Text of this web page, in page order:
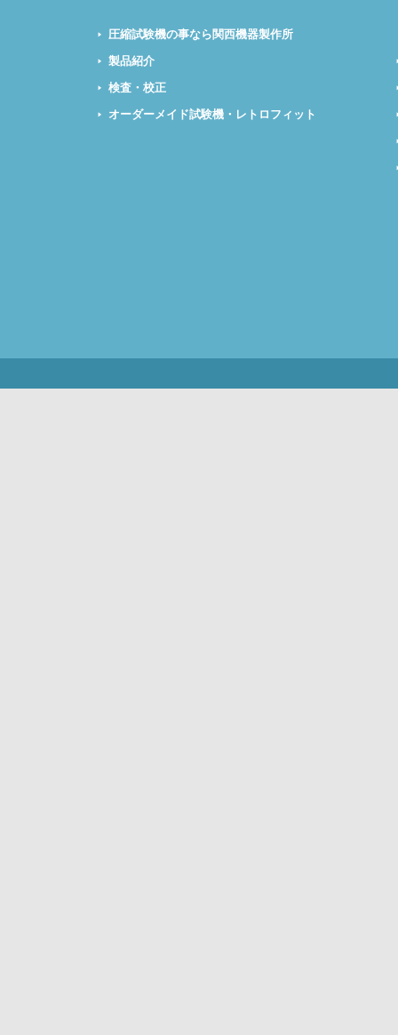
圧縮試験機の事なら関西機器製作所
製品紹介
検査・校正
オーダーメイド試験機・レトロフィット